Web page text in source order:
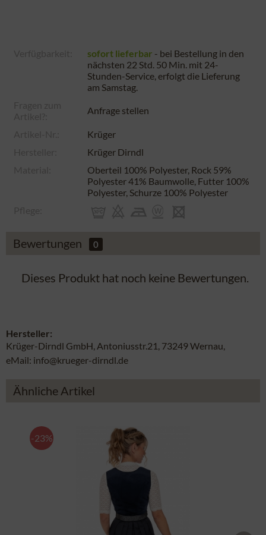
sofort lieferbar - bei Bestellung in den
nächsten 22 Std. 50 Min. mit 24-
Stunden-Service, erfolgt die Lieferung
am Samstag.
Anfrage stellen
Krüger
Krüger Dirndl
Oberteil 100% Polyester, Rock 59%
Polyester 41% Baumwolle, Futter 100%
Polyester, Schurze 100% Polyester
Bewertungen 0
Dieses Produkt hat noch keine Bewertungen.
Hersteller:
Krüger-Dirndl GmbH, Antoniusstr.21, 73249 Wernau,
eMail: info@krueger-dirndl.de
Ähnliche Artikel
-23%